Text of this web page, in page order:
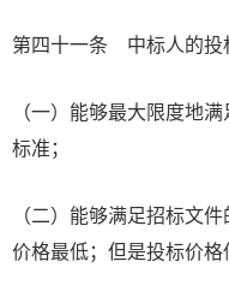
第四十一条 中标人的投
（一）能够最大限度地
标准；
（二）能够满足招标文
价格最低；但是投标价格